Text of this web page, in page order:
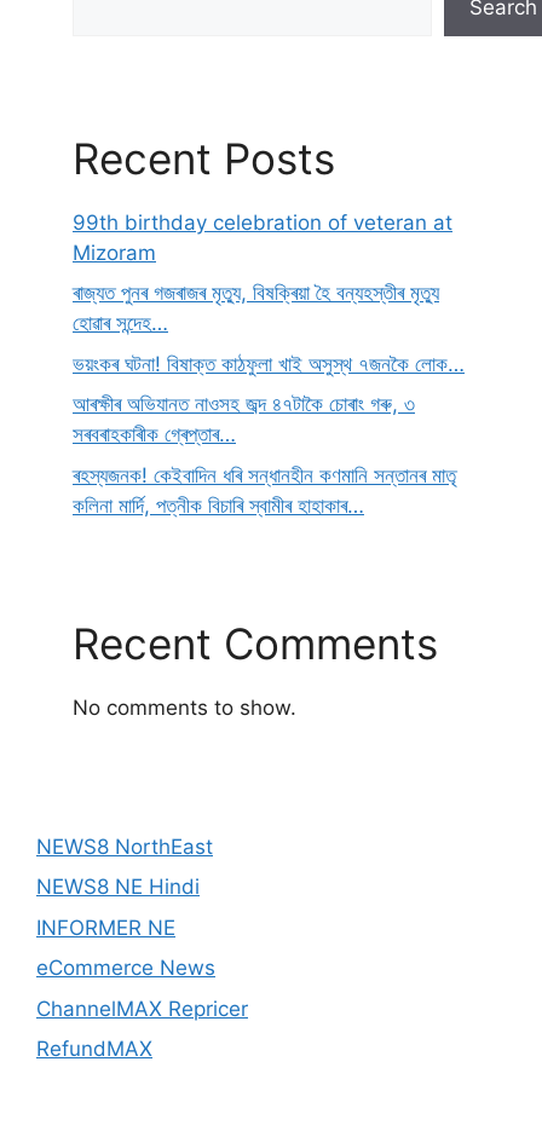
Search
Recent Posts
99th birthday celebration of veteran at
Mizoram
ৰাজ্যত পুনৰ গজৰাজৰ মৃত্যু, বিষক্ৰিয়া হৈ বন্যহস্তীৰ মৃত্যু
হোৱাৰ সন্দেহ…
ভয়ংকৰ ঘটনা! বিষাক্ত কাঠফুলা খাই অসুস্থ ৭জনকৈ লোক…
আৰক্ষীৰ অভিযানত নাওসহ জব্দ ৪৭টাকৈ চোৰাং গৰু, ৩
সৰবৰাহকাৰীক গ্ৰেপ্তাৰ…
ৰহস্যজনক! কেইবাদিন ধৰি সন্ধানহীন কণমানি সন্তানৰ মাতৃ
কলিনা মাৰ্দি, পত্নীক বিচাৰি স্বামীৰ হাহাকাৰ…
Recent Comments
No comments to show.
NEWS8 NorthEast
NEWS8 NE Hindi
INFORMER NE
eCommerce News
ChannelMAX Repricer
RefundMAX